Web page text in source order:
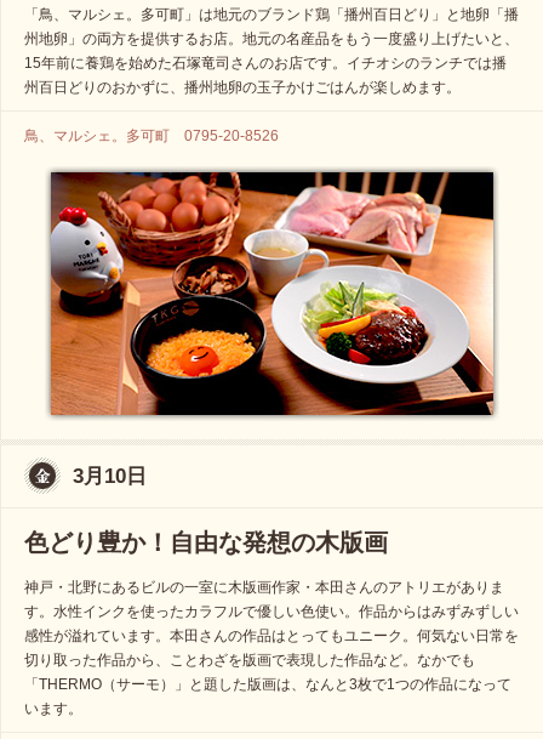
「鳥、マルシェ。多可町」は地元のブランド鶏「播州百日どり」と地卵「播
州地卵」の両方を提供するお店。地元の名産品をもう一度盛り上げたいと、
15年前に養鶏を始めた石塚竜司さんのお店です。イチオシのランチでは播
州百日どりのおかずに、播州地卵の玉子かけごはんが楽しめます。
鳥、マルシェ。多可町 0795-20-8526
3月10日
色どり豊か！自由な発想の木版画
神戸・北野にあるビルの一室に木版画作家・本田さんのアトリエがありま
す。水性インクを使ったカラフルで優しい色使い。作品からはみずみずしい
感性が溢れています。本田さんの作品はとってもユニーク。何気ない日常を
切り取った作品から、ことわざを版画で表現した作品など。なかでも
「THERMO（サーモ）」と題した版画は、なんと3枚で1つの作品になって
います。